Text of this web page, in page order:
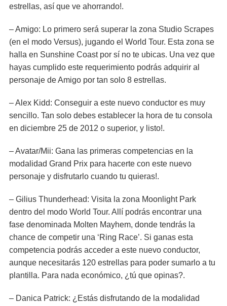
estrellas, así que ve ahorrando!.
– Amigo: Lo primero será superar la zona Studio Scrapes
(en el modo Versus), jugando el World Tour. Esta zona se
halla en Sunshine Coast por sí no te ubicas. Una vez que
hayas cumplido este requerimiento podrás adquirir al
personaje de Amigo por tan solo 8 estrellas.
– Alex Kidd: Conseguir a este nuevo conductor es muy
sencillo. Tan solo debes establecer la hora de tu consola
en diciembre 25 de 2012 o superior, y listo!.
– Avatar/Mii: Gana las primeras competencias en la
modalidad Grand Prix para hacerte con este nuevo
personaje y disfrutarlo cuando tu quieras!.
– Gilius Thunderhead: Visita la zona Moonlight Park
dentro del modo World Tour. Allí podrás encontrar una
fase denominada Molten Mayhem, donde tendrás la
chance de competir una ‘Ring Race’. Si ganas esta
competencia podrás acceder a este nuevo conductor,
aunque necesitarás 120 estrellas para poder sumarlo a tu
plantilla. Para nada económico, ¿tú que opinas?.
– Danica Patrick: ¿Estás disfrutando de la modalidad